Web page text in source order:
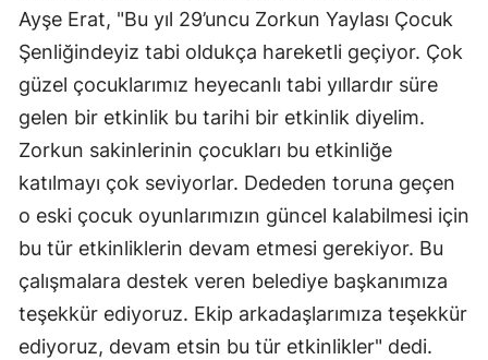
Ayşe Erat, "Bu yıl 29’uncu Zorkun Yaylası Çocuk
Şenliğindeyiz tabi oldukça hareketli geçiyor. Çok
güzel çocuklarımız heyecanlı tabi yıllardır süre
gelen bir etkinlik bu tarihi bir etkinlik diyelim.
Zorkun sakinlerinin çocukları bu etkinliğe
katılmayı çok seviyorlar. Dededen toruna geçen
o eski çocuk oyunlarımızın güncel kalabilmesi için
bu tür etkinliklerin devam etmesi gerekiyor. Bu
çalışmalara destek veren belediye başkanımıza
teşekkür ediyoruz. Ekip arkadaşlarımıza teşekkür
ediyoruz, devam etsin bu tür etkinlikler" dedi.